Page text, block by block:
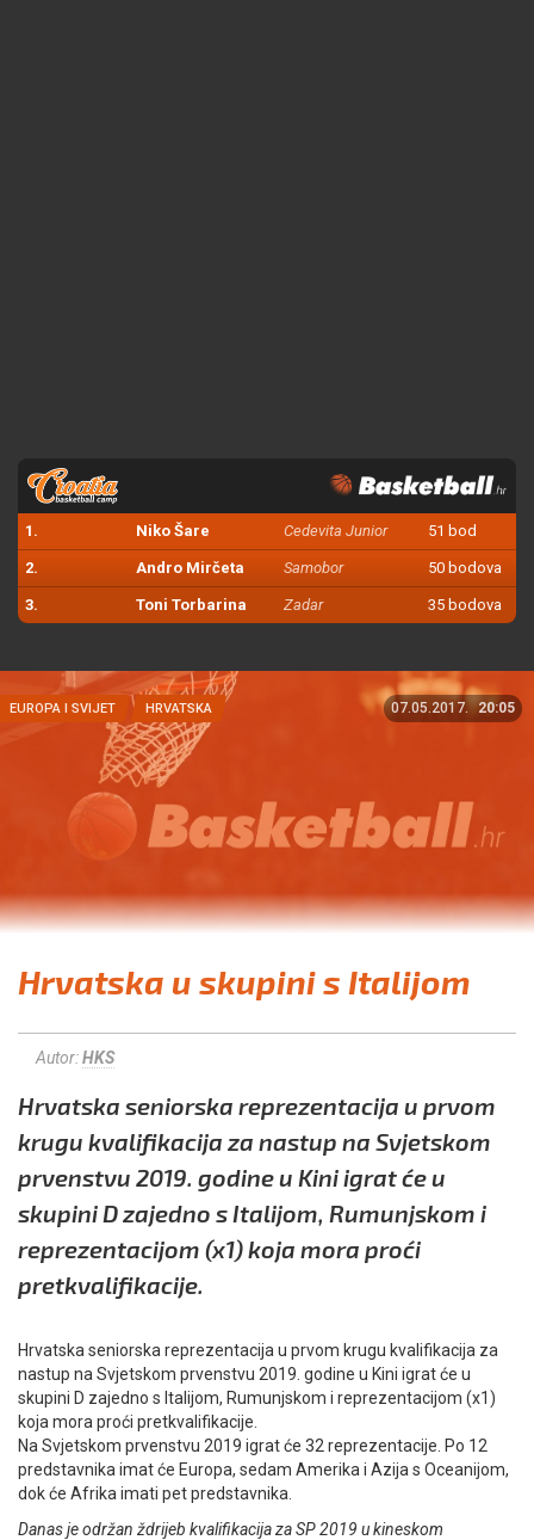
1. Niko Šare Cedevita Junior 51 bod
2. Andro Mirčeta Samobor 50 bodova
3. Toni Torbarina Zadar 35 bodova
EUROPA I SVIJET HRVATSKA 07.05.2017. 20:05
Hrvatska u skupini s Italijom
Autor:HKS
Hrvatska seniorska reprezentacija u prvom
krugu kvalifikacija za nastup na Svjetskom
prvenstvu 2019. godine u Kini igrat će u
skupini D zajedno s Italijom, Rumunjskom i
reprezentacijom (x1) koja mora proći
pretkvalifikacije.
Hrvatska seniorska reprezentacija u prvom krugu kvalifikacija za
nastup na Svjetskom prvenstvu 2019. godine u Kini igrat će u
skupini D zajedno s Italijom, Rumunjskom i reprezentacijom (x1)
koja mora proći pretkvalifikacije.
Na Svjetskom prvenstvu 2019 igrat će 32 reprezentacije. Po 12
predstavnika imat će Europa, sedam Amerika i Azija s Oceanijom,
dok će Afrika imati pet predstavnika.
Danas je održan ždrijeb kvalifikacija za SP 2019 u kineskom